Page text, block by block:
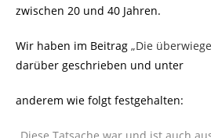
zwischen 20 und 40 Jahren.
Wir haben im Beitrag „Die
darüber geschrieben und unter
anderem wie folgt festgehalten:
„Diese Tatsache war und ist auch